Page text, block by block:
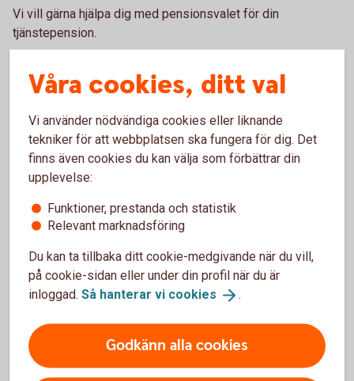
Vi vill gärna hjälpa dig med pensionsvalet för din
tjänstepension.
Vilket avtalsområde tillhör du?
Så placeras din tjänstepension
Privatanställd arbetare SAF-LO
Privatanställd tjänsteman ITP
Privatanställd tjänsteman ITPK
Bankanställd BTP
Våra cookies, ditt val
Vi använder nödvändiga cookies eller liknande
tekniker för att webbplatsen ska fungera för dig. Det
finns även cookies du kan välja som förbättrar din
upplevelse:
Funktioner, prestanda och statistik
Relevant marknadsföring
Du kan ta tillbaka ditt cookie-medgivande när du vill,
på cookie-sidan eller under din profil när du är
inloggad. Så hanterar vi cookies .
Godkänn alla cookies